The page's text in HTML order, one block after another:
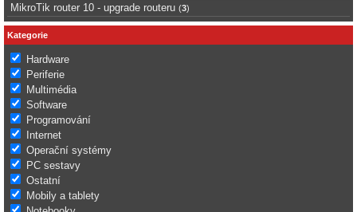
MikroTik router 10 - upgrade routeru (3)
Kategorie
Hardware
Periferie
Multimédia
Software
Programování
Internet
Operační systémy
PC sestavy
Ostatní
Mobily a tablety